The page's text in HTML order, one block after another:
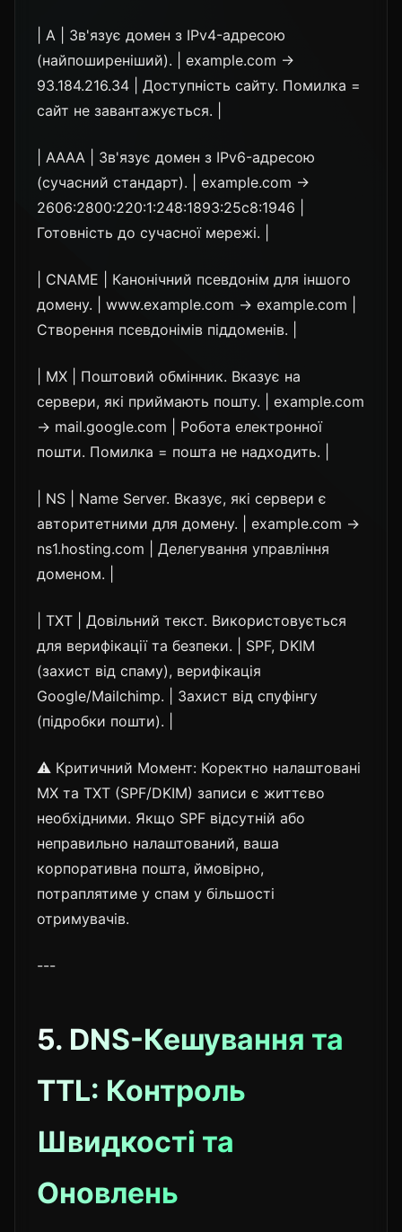
| A | Зв'язує домен з IPv4-адресою
(найпоширеніший). | example.com →
93.184.216.34 | Доступність сайту. Помилка =
сайт не завантажується. |
| AAAA | Зв'язує домен з IPv6-адресою
(сучасний стандарт). | example.com →
2606:2800:220:1:248:1893:25c8:1946 |
Готовність до сучасної мережі. |
| CNAME | Канонічний псевдонім для іншого
домену. | www.example.com → example.com |
Створення псевдонімів піддоменів. |
| MX | Поштовий обмінник. Вказує на
сервери, які приймають пошту. | example.com
→ mail.google.com | Робота електронної
пошти. Помилка = пошта не надходить. |
| NS | Name Server. Вказує, які сервери є
авторитетними для домену. | example.com →
ns1.hosting.com | Делегування управління
доменом. |
| TXT | Довільний текст. Використовується
для верифікації та безпеки. | SPF, DKIM
(захист від спаму), верифікація
Google/Mailchimp. | Захист від спуфінгу
(підробки пошти). |
⚠️ Критичний Момент: Коректно налаштовані
MX та TXT (SPF/DKIM) записи є життєво
необхідними. Якщо SPF відсутній або
неправильно налаштований, ваша
корпоративна пошта, ймовірно,
потраплятиме у спам у більшості
отримувачів.
---
5. DNS-Кешування та
TTL: Контроль
Швидкості та
Оновлень